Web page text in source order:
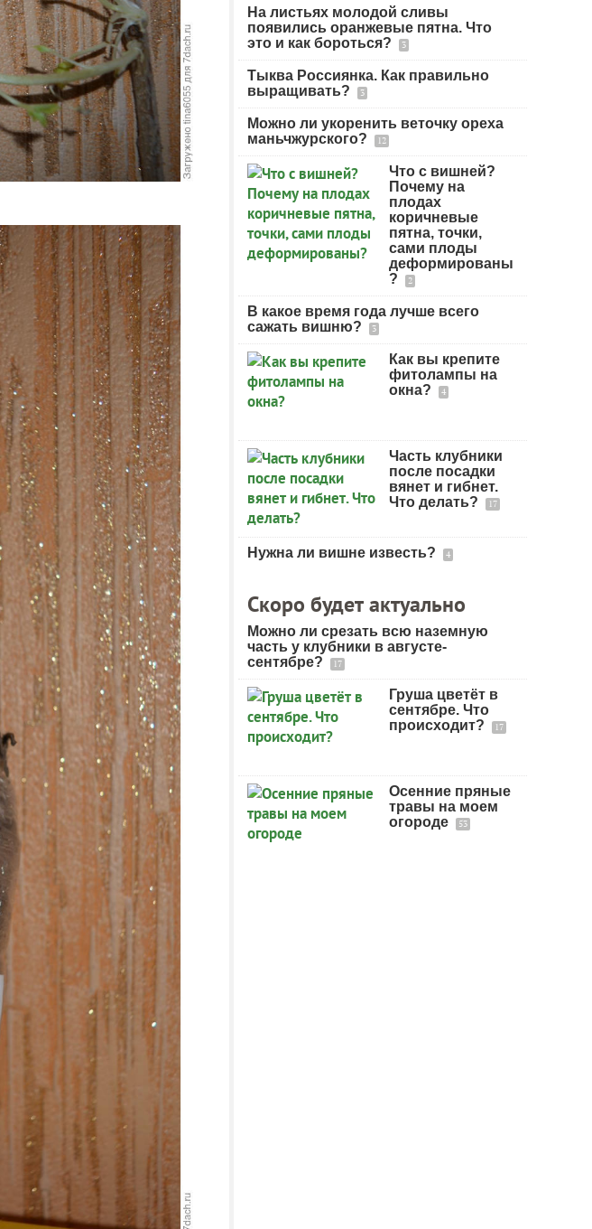
На листьях молодой сливы
появились оранжевые пятна. Что
это и как бороться?
3
Тыква Россиянка. Как правильно
выращивать?
3
Можно ли укоренить веточку ореха
маньчжурского?
12
Что с вишней?
Почему на
плодах
коричневые
пятна, точки,
сами плоды
деформированы
?
2
В какое время года лучше всего
сажать вишню?
3
Как вы крепите
фитолампы на
окна?
4
Часть клубники
после посадки
вянет и гибнет.
Что делать?
17
Нужна ли вишне известь? 4
Скоро будет актуально
Можно ли срезать всю наземную
часть у клубники в августе-
сентябре?
17
Груша цветёт в
сентябре. Что
происходит?
17
Осенние пряные
травы на моем
огороде
53